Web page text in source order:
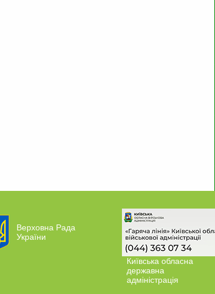
Верховна Рада
України
Київська обласна
державна
адміністрація